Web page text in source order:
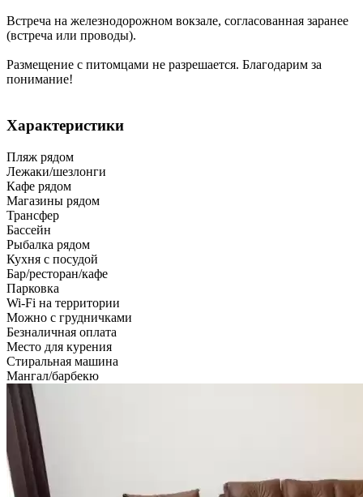
Встреча на железнодорожном вокзале, согласованная заранее
(встреча или проводы).
Размещение с питомцами не разрешается. Благодарим за
понимание!
Характеристики
Пляж рядом
Лежаки/шезлонги
Кафе рядом
Магазины рядом
Трансфер
Бассейн
Рыбалка рядом
Кухня с посудой
Бар/ресторан/кафе
Парковка
Wi-Fi на территории
Можно с грудничками
Безналичная оплата
Место для курения
Стиральная машина
Мангал/барбекю